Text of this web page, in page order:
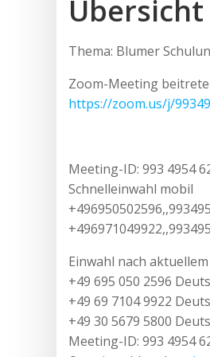
Thema: Blumer
Zoom-Meeting
https://zoom.us/j/
Meeting-ID: 993 4954
Schnelleinwahl mobil
Einwahl nach
+49 695 050 2596
+49 69 7104 9922
+49 30 5679 5800
Meeting-ID: 993 4954